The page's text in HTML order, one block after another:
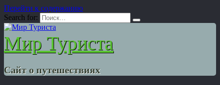
Перейти к содержанию
Search for:
Мир Туриста
Сайт о путешествиях